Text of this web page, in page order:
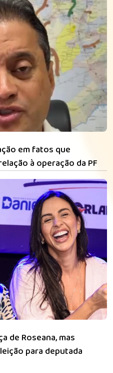
em fatos que
à operação da PF
de Roseana, mas
para deputada